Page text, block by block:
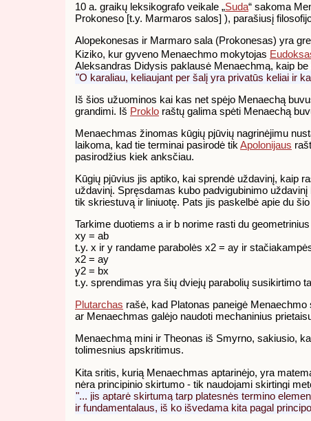
10 a. graikų leksikografo veikale „Suda“ sakoma
Prokoneso [t.y. Marmaros salos] ), parašiusį
Alopekonesas ir Marmaro sala (Prokonesas) yra
Kiziko, kur gyveno Menaechmo mokytojas
Aleksandras Didysis paklausė Menaechmą, kaip
"O karaliau, keliaujant per šalį yra privatūs keliai ir
Iš šios užuominos kai kas net spėjo Menaechą
grandimi. Iš Proklo raštų galima spėti Menaechą
Menaechmas žinomas kūgių pjūvių nagrinėjimu
laikoma, kad tie terminai pasirodė tik Apolonijaus
pasirodžius kiek anksčiau.
Kūgių pjūvius jis aptiko, kai sprendė uždavinį, kaip
uždavinį. Spręsdamas kubo padvigubinimo
tik skriestuvą ir liniuotę. Pats jis paskelbė apie du
Tarkime duotiems a ir b norime rasti du
xy = ab
t.y. x ir y randame parabolės x2 = ay ir
x2 = ay
y2 = bx
t.y. sprendimas yra šių dviejų parabolių susikirtimo
Plutarchas rašė, kad Platonas paneigė
ar Menaechmas galėjo naudoti mechaninius
Menaechmą mini ir Theonas iš Smyrno, sakiusio,
tolimesnius apskritimus.
Kita sritis, kurią Menaechmas aptarinėjo, yra
nėra principinio skirtumo - tik naudojami skirtingi
"... jis aptarė skirtumą tarp platesnės termino
ir fundamentalaus, iš ko išvedama kita pagal